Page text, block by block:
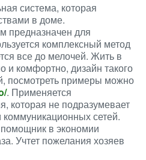
система, которая
в доме.
предназначен для
комплексный метод
все до мелочей. Жить в
и комфортно, дизайн такого
посмотреть примеры можно
. Применяется
которая не подразумевает
сетей.
в экономии
Учтет пожелания хозяев